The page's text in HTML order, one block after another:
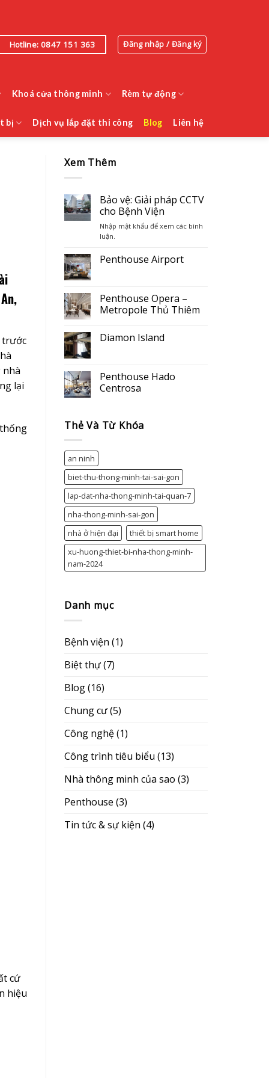
Hotline: 0847 151 363 Đăng nhập / Đăng ký
Khoá cửa thông minh Rèm tự động
bị Dịch vụ lắp đặt thi công Blog Liên hệ
trước
nhà
lại
cứ
hiệu
Xem Thêm
Bảo vệ: Giải pháp CCTV
cho Bệnh Viện
Nhập mật khẩu để xem các bình
luận.
Penthouse Airport
luận
ở
Penthouse
Penthouse Opera –
Metropole Thủ Thiêm
bình
–
Metropole
Thủ
Diamon Island
luận
ở
Diamon
Penthouse Hado
Centrosa
luận
Thẻ Và Từ Khóa
an ninh
biet-thu-thong-minh-tai-sai-gon
lap-dat-nha-thong-minh-tai-quan-7
nha-thong-minh-sai-gon
nhà ở hiện đại
thiết bị smart home
xu-huong-thiet-bi-nha-thong-minh-
nam-2024
Danh mục
Bệnh viện (1)
Biệt thự(7)
Blog(16)
Chung cư(5)
Công nghệ(1)
Công trình tiêu biểu (13)
Nhà thông minh của sao (3)
Penthouse (3)
Tin tức & sự kiện (4)